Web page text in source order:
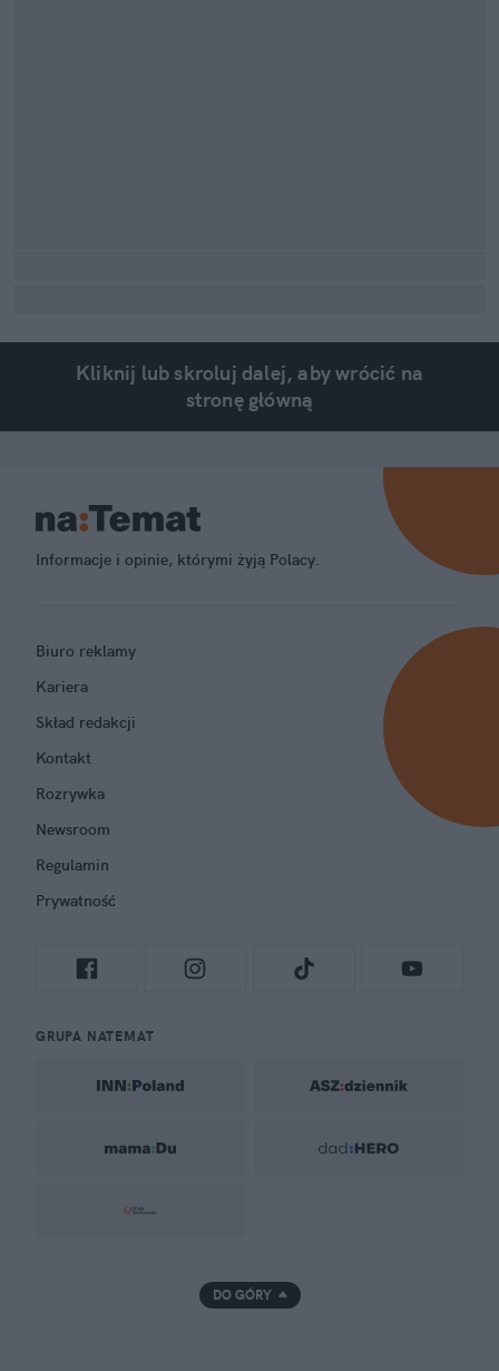
Kliknij lub skroluj dalej, aby wrócić na
stronę główną
Informacje i opinie, którymi żyją Polacy.
Biuro reklamy
Kariera
Skład redakcji
Kontakt
Rozrywka
Newsroom
Regulamin
Prywatność
GRUPA NATEMAT
DO GÓRY